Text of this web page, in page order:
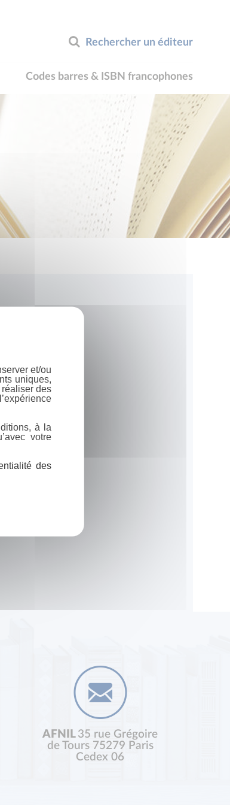
Rechercher un éditeur
Codes barres & ISBN francophones
AFNIL 35 rue Grégoire
de Tours 75279 Paris
Cedex 06
et/ou
uniques,
des
à la
votre
des